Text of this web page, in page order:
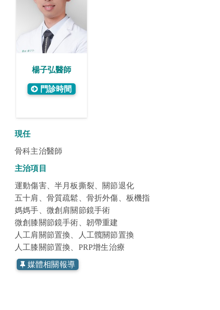
楊子弘醫師
門診時間
現任
骨科主治醫師
主治項目
運動傷害、半月板撕裂、關節退化
五十肩、骨質疏鬆、骨折外傷、板機指
媽媽手、微創肩關節鏡手術
微創膝關節鏡手術、韌帶重建
人工肩關節置換、人工髖關節置換
人工膝關節置換、PRP增生治療
媒體相關報導